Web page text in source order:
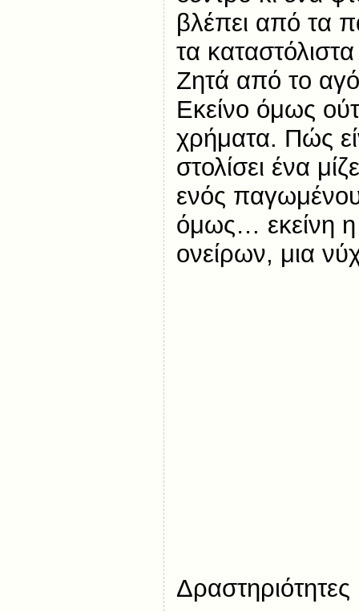
βλέπει από τα
τα
Ζητά από το
Εκείνο όμως
χρήματα. Πώς
στολίσει ένα
ενός
όμως… εκείνη η
ονείρων, μια
Δραστηριότητες